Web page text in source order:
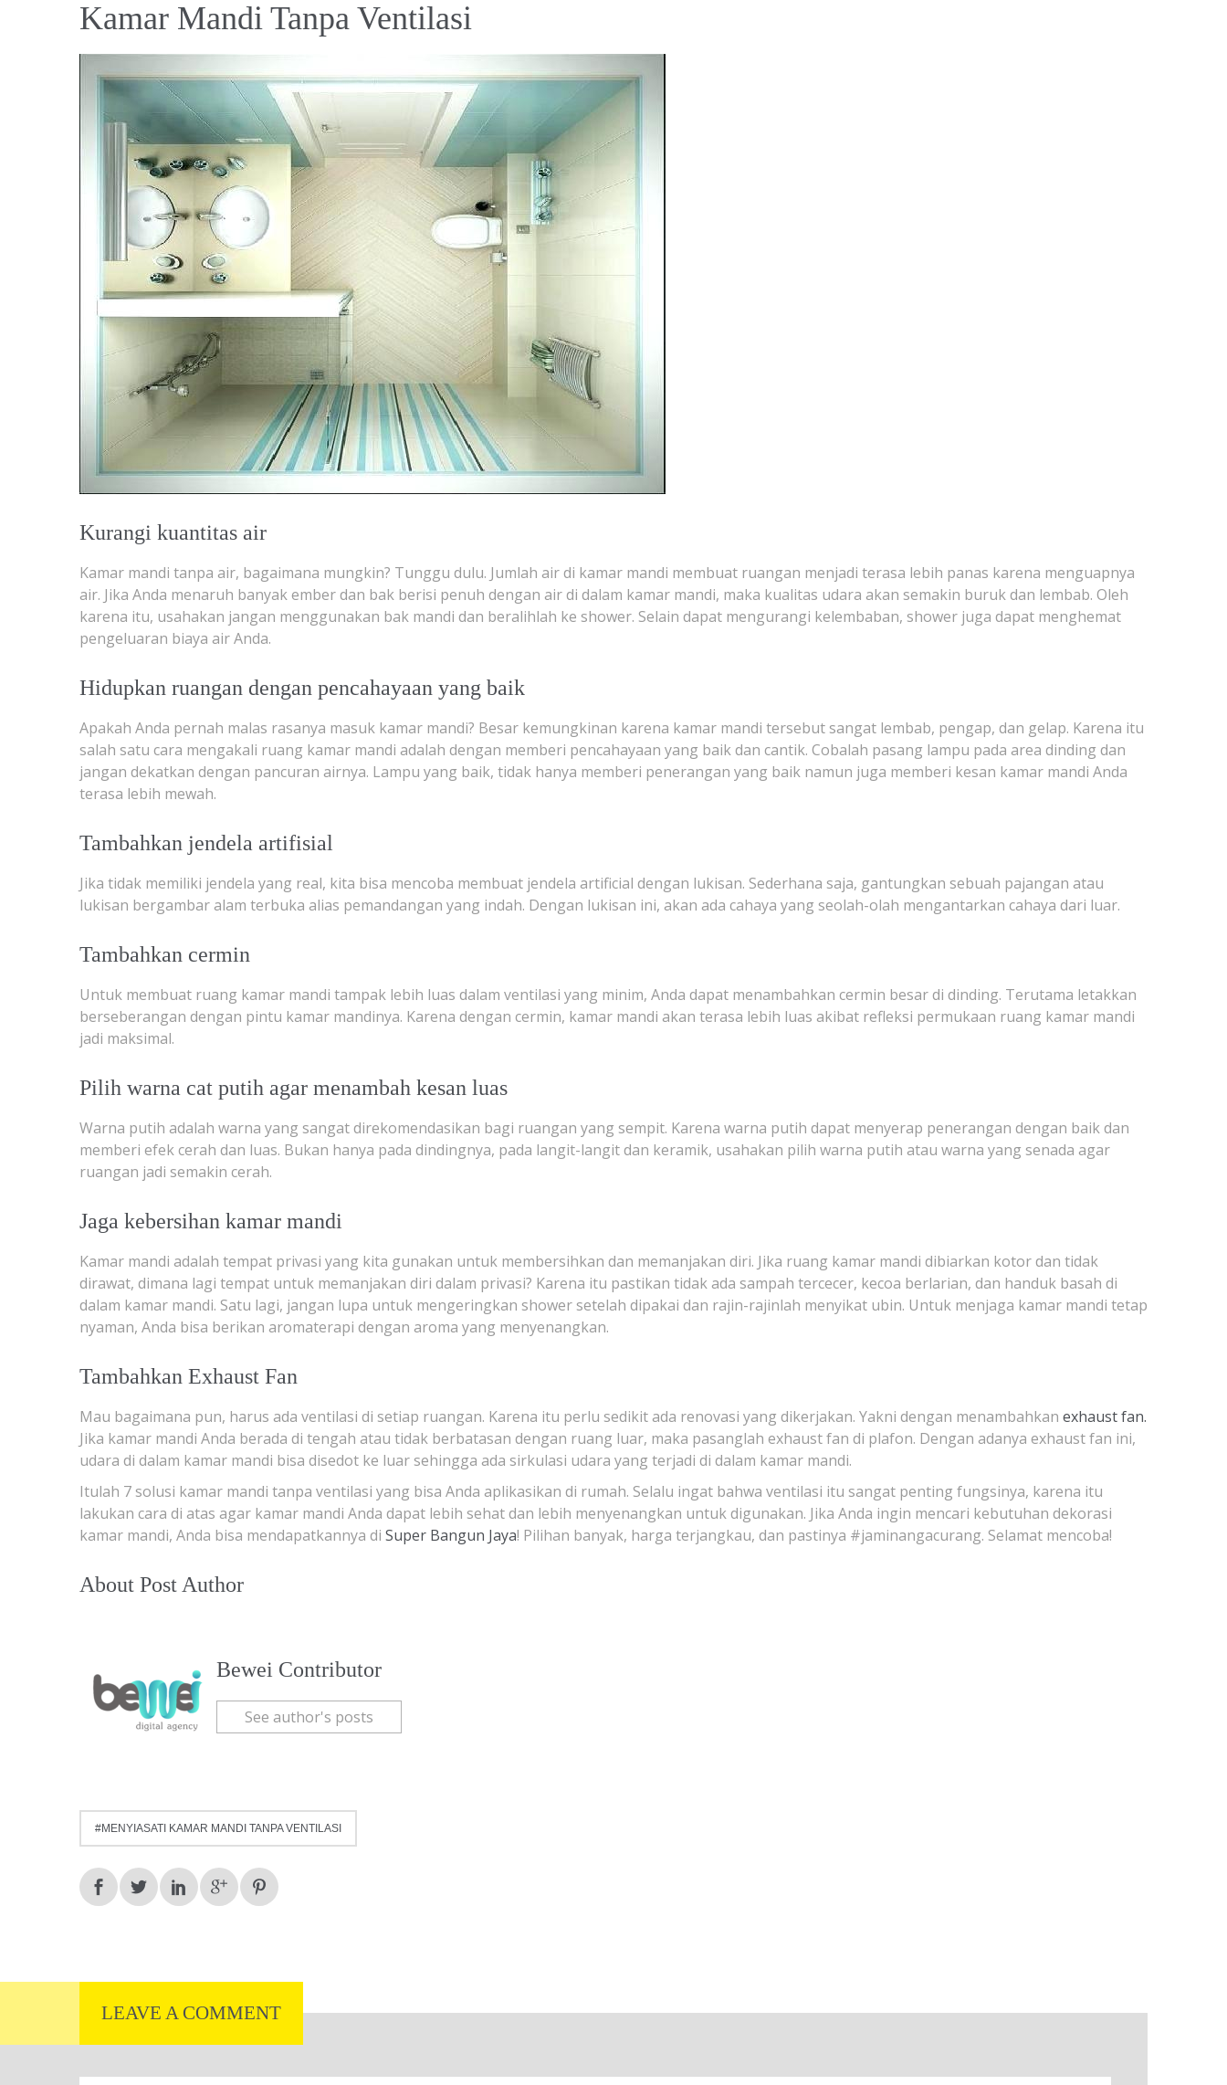
Kamar Mandi Tanpa Ventilasi
Kurangi kuantitas air
Kamar mandi tanpa air, bagaimana mungkin? Tunggu dulu. Jumlah air di kamar mandi membuat ruangan menjadi terasa lebih panas karena menguapnya
air. Jika Anda menaruh banyak ember dan bak berisi penuh dengan air di dalam kamar mandi, maka kualitas udara akan semakin buruk dan lembab. Oleh
karena itu, usahakan jangan menggunakan bak mandi dan beralihlah ke shower. Selain dapat mengurangi kelembaban, shower juga dapat menghemat
pengeluaran biaya air Anda.
Hidupkan ruangan dengan pencahayaan yang baik
Apakah Anda pernah malas rasanya masuk kamar mandi? Besar kemungkinan karena kamar mandi tersebut sangat lembab, pengap, dan gelap. Karena itu
salah satu cara mengakali ruang kamar mandi adalah dengan memberi pencahayaan yang baik dan cantik. Cobalah pasang lampu pada area dinding dan
jangan dekatkan dengan pancuran airnya. Lampu yang baik, tidak hanya memberi penerangan yang baik namun juga memberi kesan kamar mandi Anda
terasa lebih mewah.
Tambahkan jendela artifisial
Jika tidak memiliki jendela yang real, kita bisa mencoba membuat jendela artificial dengan lukisan. Sederhana saja, gantungkan sebuah pajangan atau
lukisan bergambar alam terbuka alias pemandangan yang indah. Dengan lukisan ini, akan ada cahaya yang seolah-olah mengantarkan cahaya dari luar.
Tambahkan cermin
Untuk membuat ruang kamar mandi tampak lebih luas dalam ventilasi yang minim, Anda dapat menambahkan cermin besar di dinding. Terutama letakkan
berseberangan dengan pintu kamar mandinya. Karena dengan cermin, kamar mandi akan terasa lebih luas akibat refleksi permukaan ruang kamar mandi
jadi maksimal.
Pilih warna cat putih agar menambah kesan luas
Warna putih adalah warna yang sangat direkomendasikan bagi ruangan yang sempit. Karena warna putih dapat menyerap penerangan dengan baik dan
memberi efek cerah dan luas. Bukan hanya pada dindingnya, pada langit-langit dan keramik, usahakan pilih warna putih atau warna yang senada agar
ruangan jadi semakin cerah.
Jaga kebersihan kamar mandi
Kamar mandi adalah tempat privasi yang kita gunakan untuk membersihkan dan memanjakan diri. Jika ruang kamar mandi dibiarkan kotor dan tidak
dirawat, dimana lagi tempat untuk memanjakan diri dalam privasi? Karena itu pastikan tidak ada sampah tercecer, kecoa berlarian, dan handuk basah di
dalam kamar mandi. Satu lagi, jangan lupa untuk mengeringkan shower setelah dipakai dan rajin-rajinlah menyikat ubin. Untuk menjaga kamar mandi tetap
nyaman, Anda bisa berikan aromaterapi dengan aroma yang menyenangkan.
Tambahkan Exhaust Fan
Mau bagaimana pun, harus ada ventilasi di setiap ruangan. Karena itu perlu sedikit ada renovasi yang dikerjakan. Yakni dengan menambahkan exhaust fan.
Jika kamar mandi Anda berada di tengah atau tidak berbatasan dengan ruang luar, maka pasanglah exhaust fan di plafon. Dengan adanya exhaust fan ini,
udara di dalam kamar mandi bisa disedot ke luar sehingga ada sirkulasi udara yang terjadi di dalam kamar mandi.
Itulah 7 solusi kamar mandi tanpa ventilasi yang bisa Anda aplikasikan di rumah. Selalu ingat bahwa ventilasi itu sangat penting fungsinya, karena itu
lakukan cara di atas agar kamar mandi Anda dapat lebih sehat dan lebih menyenangkan untuk digunakan. Jika Anda ingin mencari kebutuhan dekorasi
kamar mandi, Anda bisa mendapatkannya di Super Bangun Jaya! Pilihan banyak, harga terjangkau, dan pastinya #jaminangacurang. Selamat mencoba!
About Post Author
Bewei Contributor
See author's posts
MENYIASATI KAMAR MANDI TANPA VENTILASI
LEAVE A COMMENT